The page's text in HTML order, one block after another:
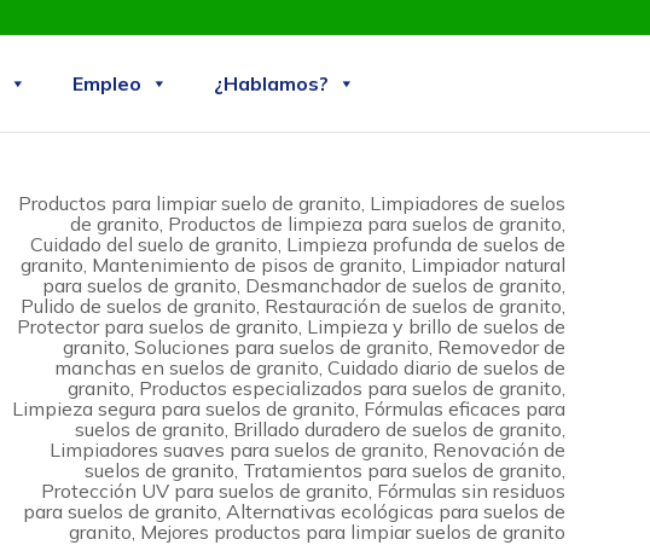
Empleo ¿Hablamos?
Productos para limpiar suelo de granito, Limpiadores de suelos
de granito, Productos de limpieza para suelos de granito,
Cuidado del suelo de granito, Limpieza profunda de suelos de
granito, Mantenimiento de pisos de granito, Limpiador natural
para suelos de granito, Desmanchador de suelos de granito,
Pulido de suelos de granito, Restauración de suelos de granito,
Protector para suelos de granito, Limpieza y brillo de suelos de
granito, Soluciones para suelos de granito, Removedor de
manchas en suelos de granito, Cuidado diario de suelos de
granito, Productos especializados para suelos de granito,
Limpieza segura para suelos de granito, Fórmulas eficaces para
suelos de granito, Brillado duradero de suelos de granito,
Limpiadores suaves para suelos de granito, Renovación de
suelos de granito, Tratamientos para suelos de granito,
Protección UV para suelos de granito, Fórmulas sin residuos
para suelos de granito, Alternativas ecológicas para suelos de
granito, Mejores productos para limpiar suelos de granito